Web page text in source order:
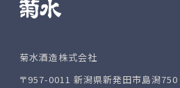
菊水酒造株式会社
〒957-0011 新潟県新発田市島潟750